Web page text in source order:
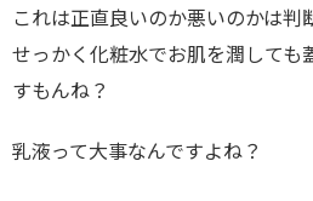
これは正直良いのか悪いのかは判
せっかく化粧水でお肌を潤しても
すもんね？
乳液って大事なんですよね？